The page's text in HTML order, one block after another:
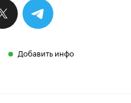
Добавить инфо